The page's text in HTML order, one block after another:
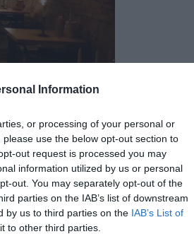
Information
or processing of your personal or
use the below opt-out section to
out request is processed you may
information utilized by us or personal
out. You may separately opt-out of the
parties on the IAB’s list of downstream
by us to third parties on the IAB’s List of
to other third parties.
– Rustica Borműhely